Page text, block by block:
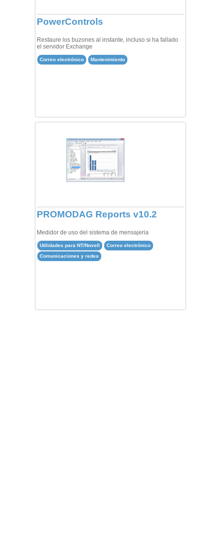
PowerControls
Restaure los buzones al instante, incluso si ha fallado
el servidor Exchange
Correo electrónico Mantenimiento
PROMODAG Reports v10.2
Medidor de uso del sistema de mensajeria
Utilidades para NT/Novell
Correo electrónico
Comunicaciones y redes